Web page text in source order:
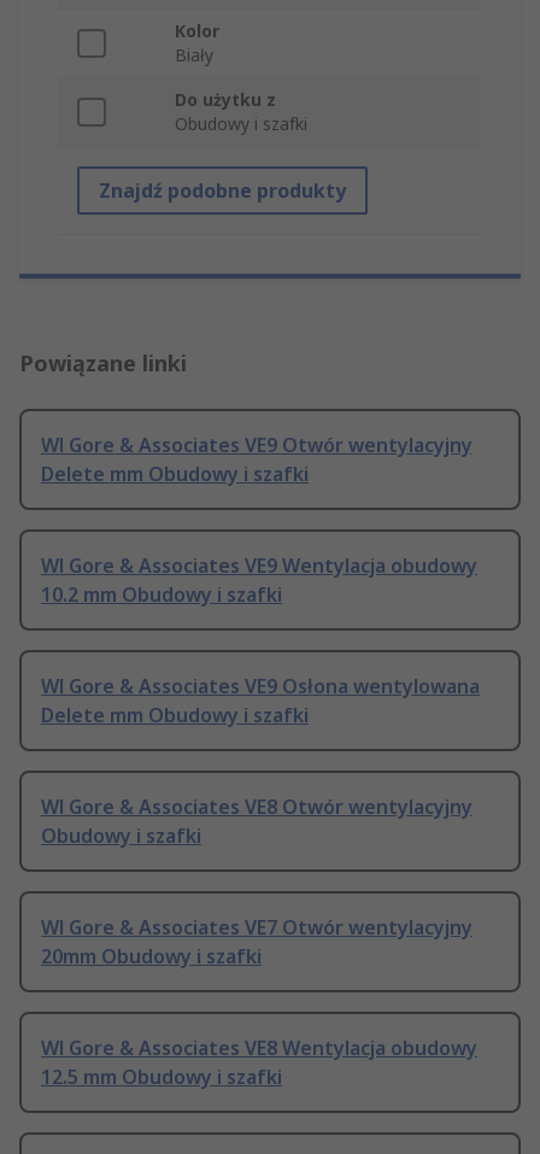
Kolor
Biały
Do użytku z
Obudowy i szafki
Znajdź podobne produkty
Powiązane linki
Wl Gore & Associates VE9 Otwór wentylacyjny
Delete mm Obudowy i szafki
Wl Gore & Associates VE9 Wentylacja obudowy
10.2 mm Obudowy i szafki
Wl Gore & Associates VE9 Osłona wentylowana
Delete mm Obudowy i szafki
Wl Gore & Associates VE8 Otwór wentylacyjny
Obudowy i szafki
Wl Gore & Associates VE7 Otwór wentylacyjny
20mm Obudowy i szafki
Wl Gore & Associates VE8 Wentylacja obudowy
12.5 mm Obudowy i szafki